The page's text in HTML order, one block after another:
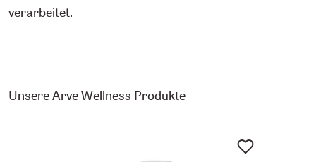
verarbeitet.
UnsereArve Wellness Produkte